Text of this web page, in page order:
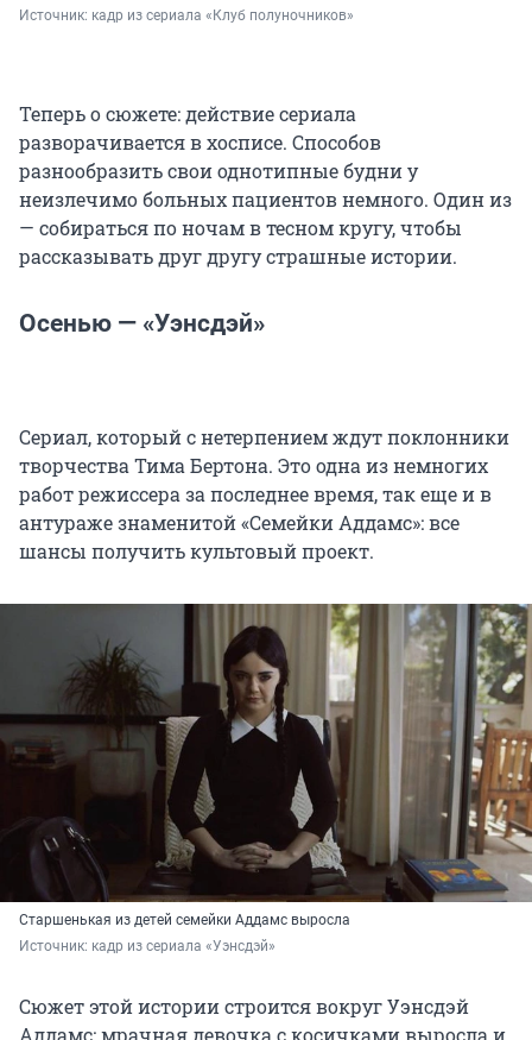
Источник: кадр из сериала «Клуб полуночников»
Теперь о сюжете: действие сериала
разворачивается в хосписе. Способов
разнообразить свои однотипные будни у
неизлечимо больных пациентов немного. Один из
— собираться по ночам в тесном кругу, чтобы
рассказывать друг другу страшные истории.
Осенью — «Уэнсдэй»
Сериал, который с нетерпением ждут поклонники
творчества Тима Бертона. Это одна из немногих
работ режиссера за последнее время, так еще и в
антураже знаменитой «Семейки Аддамс»: все
шансы получить культовый проект.
Старшенькая из детей семейки Аддамс выросла
Источник: кадр из сериала «Уэнсдэй»
Сюжет этой истории строится вокруг Уэнсдэй
Аддамс: мрачная девочка с косичками выросла и